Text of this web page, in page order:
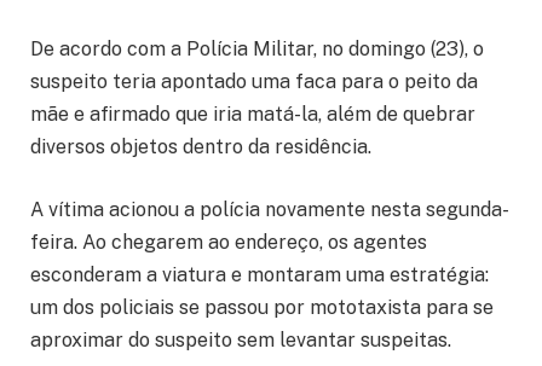
De acordo com a Polícia Militar, no domingo (23), o
suspeito teria apontado uma faca para o peito da
mãe e afirmado que iria matá-la, além de quebrar
diversos objetos dentro da residência.
A vítima acionou a polícia novamente nesta segunda-
feira. Ao chegarem ao endereço, os agentes
esconderam a viatura e montaram uma estratégia:
um dos policiais se passou por mototaxista para se
aproximar do suspeito sem levantar suspeitas.